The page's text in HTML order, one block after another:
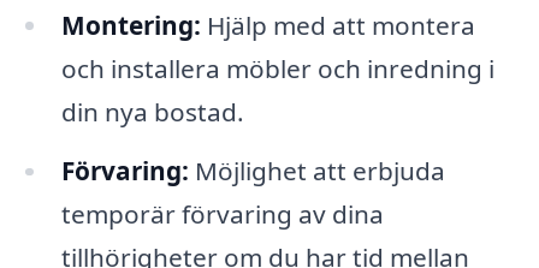
Montering: Hjälp med att montera
och installera möbler och inredning i
din nya bostad.
Förvaring: Möjlighet att erbjuda
temporär förvaring av dina
tillhörigheter om du har tid mellan